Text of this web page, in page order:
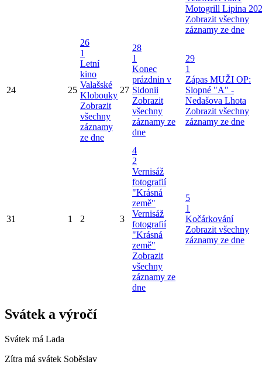
Motogrill Lipina
Zobrazit všechny
záznamy ze dne
24 25
26
1
Letní
kino
Valašské
Klobouky
Zobrazit
všechny
záznamy
ze dne
27
28
1
Konec
prázdnin v
Sidonii
Zobrazit
všechny
záznamy ze
dne
29
1
Zápas MUŽI OP:
Slopné "A" -
Nedašova Lhota
Zobrazit všechny
záznamy ze dne
31 1 2 3
4
2
Vernisáž
fotografií
"Krásná
země"
Vernisáž
fotografií
"Krásná
země"
Zobrazit
všechny
záznamy ze
dne
5
1
Kočárkování
Zobrazit všechny
záznamy ze dne
Svátek a výročí
Svátek má Lada
Zítra má svátek Soběslav